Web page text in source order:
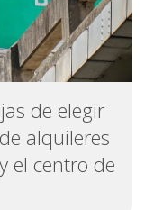
de elegir
alquileres
el centro de